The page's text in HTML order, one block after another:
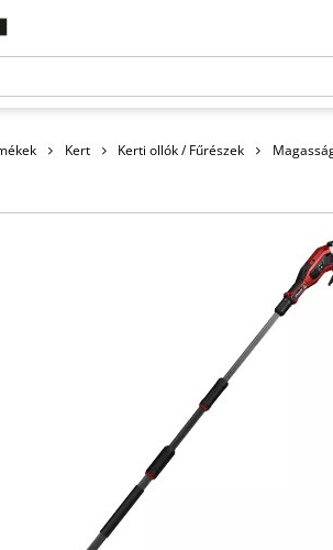
Kert Kerti ollók / Fűrészek